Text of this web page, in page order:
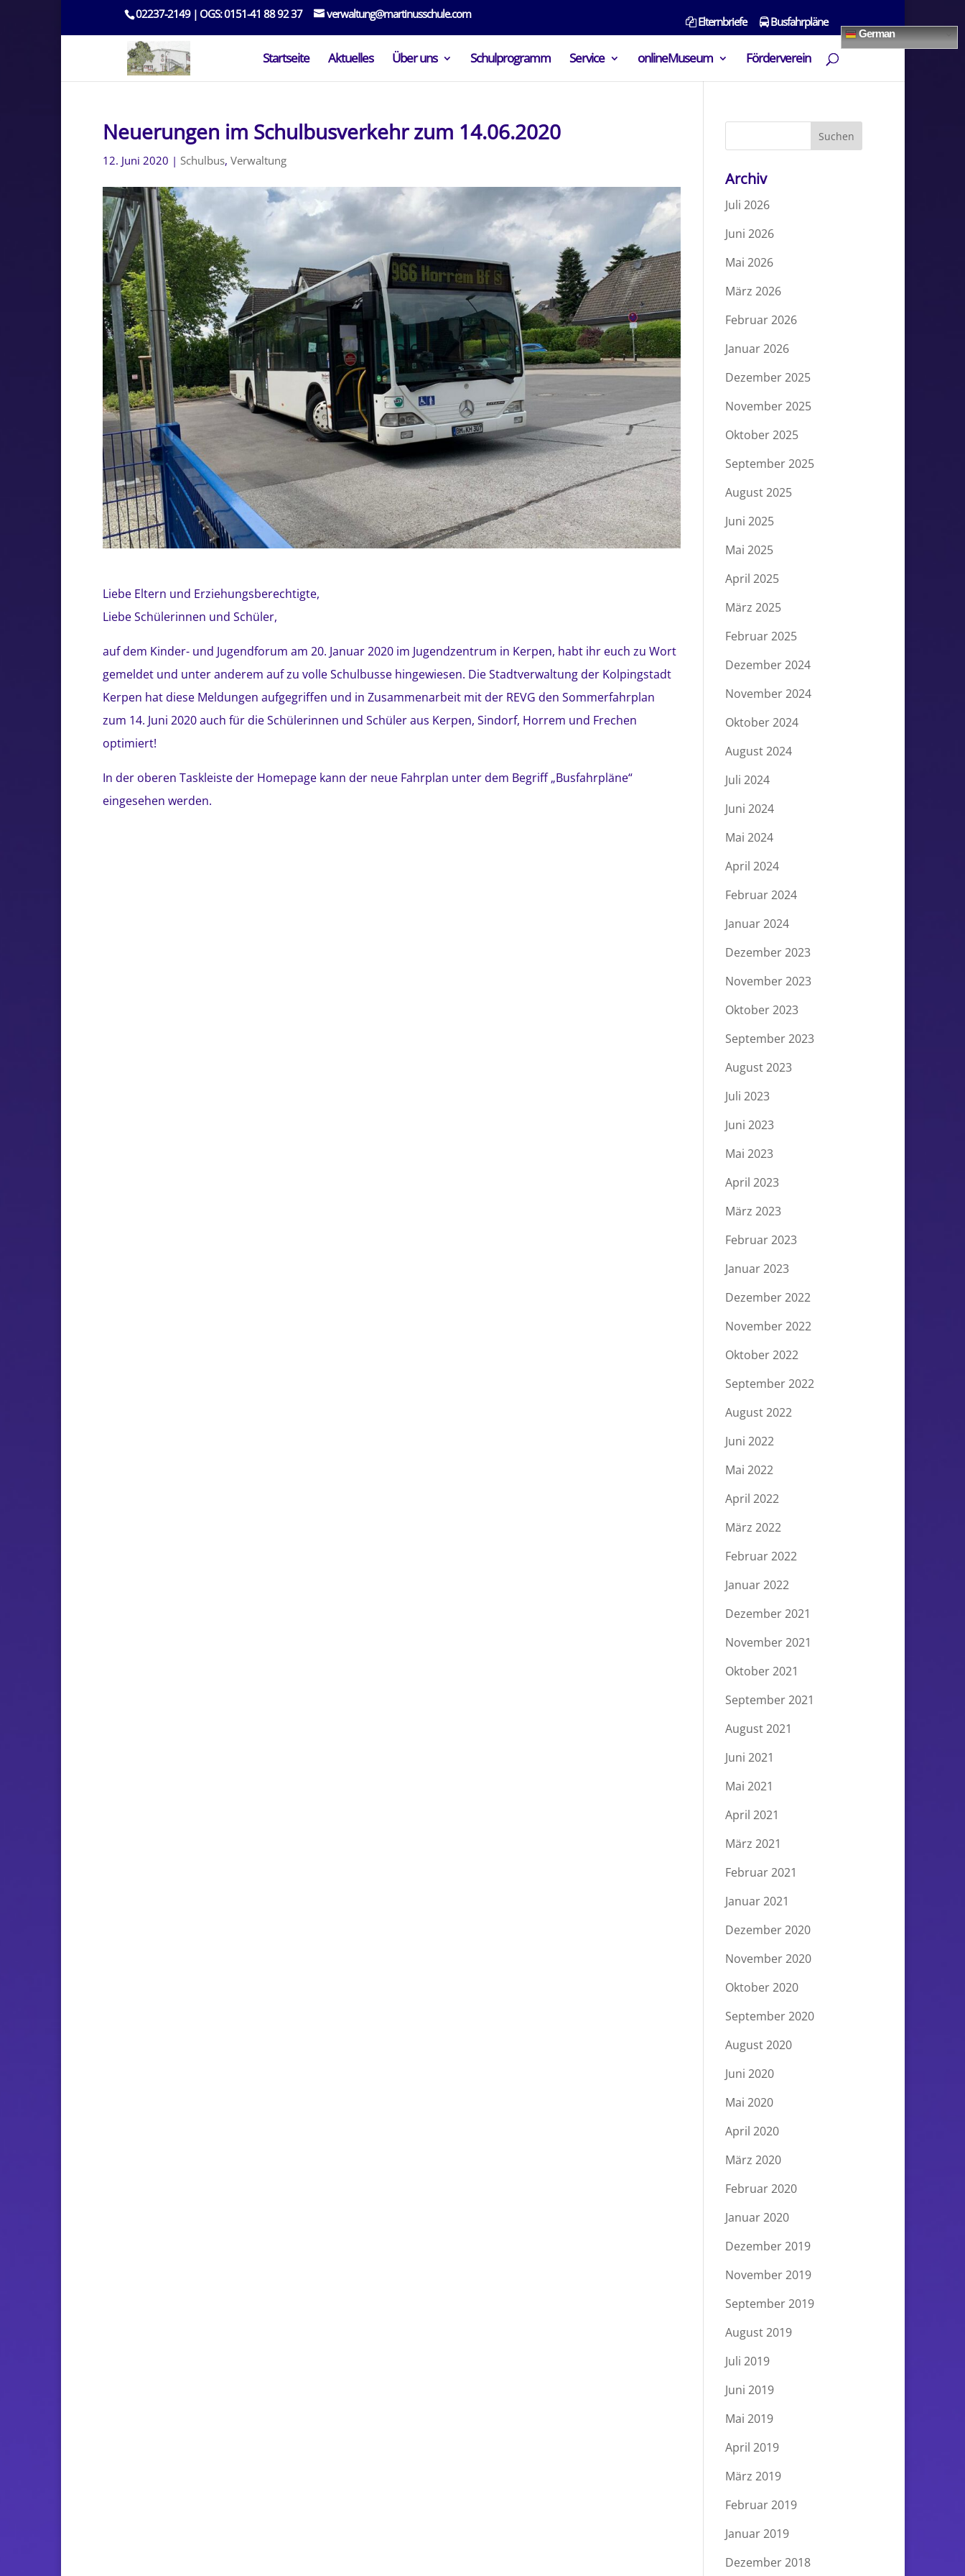
02237-2149 | OGS: 0151-41 88 92 37 verwaltung@martinusschule.com
Elternbriefe Busfahrpläne
German
Startseite Aktuelles Über uns Schulprogramm Service onlineMuseum Förderverein
Neuerungen im Schulbusverkehr zum 14.06.2020
12. Juni 2020 |Schulbus,Verwaltung
Liebe Eltern und Erziehungsberechtigte,
Liebe Schülerinnen und Schüler,
auf dem Kinder- und Jugendforum am 20. Januar 2020 im Jugendzentrum in Kerpen, habt ihr euch zu Wort
gemeldet und unter anderem auf zu volle Schulbusse hingewiesen. Die Stadtverwaltung der Kolpingstadt
Kerpen hat diese Meldungen aufgegriffen und in Zusammenarbeit mit der REVG den Sommerfahrplan
zum 14. Juni 2020 auch für die Schülerinnen und Schüler aus Kerpen, Sindorf, Horrem und Frechen
optimiert!
In der oberen Taskleiste der Homepage kann der neue Fahrplan unter dem Begriff „Busfahrpläne“
eingesehen werden.
Archiv
Juli 2026
Juni 2026
Mai 2026
März 2026
Februar 2026
Januar 2026
Dezember 2025
November 2025
Oktober 2025
September 2025
August 2025
Juni 2025
Mai 2025
April 2025
März 2025
Februar 2025
Dezember 2024
November 2024
Oktober 2024
August 2024
Juli 2024
Juni 2024
Mai 2024
April 2024
Februar 2024
Januar 2024
Dezember 2023
November 2023
Oktober 2023
September 2023
August 2023
Juli 2023
Juni 2023
Mai 2023
April 2023
März 2023
Februar 2023
Januar 2023
Dezember 2022
November 2022
Oktober 2022
September 2022
August 2022
Juni 2022
Mai 2022
April 2022
März 2022
Februar 2022
Januar 2022
Dezember 2021
November 2021
Oktober 2021
September 2021
August 2021
Juni 2021
Mai 2021
April 2021
März 2021
Februar 2021
Januar 2021
Dezember 2020
November 2020
Oktober 2020
September 2020
August 2020
Juni 2020
Mai 2020
April 2020
März 2020
Februar 2020
Januar 2020
Dezember 2019
November 2019
September 2019
August 2019
Juli 2019
Juni 2019
Mai 2019
April 2019
März 2019
Februar 2019
Januar 2019
Dezember 2018